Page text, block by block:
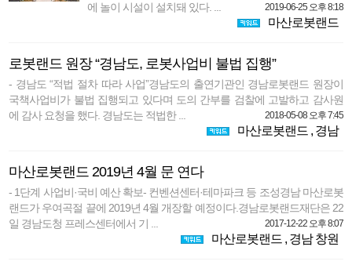
에 놀이 시설이 설치돼 있다. ...
2019-06-25 오후 8:18
마산로봇랜드
로봇랜드 원장 “경남도, 로봇사업비 불법 집행”
- 경남도 “적법 절차 따라 사업”경남도의 출연기관인 경남로봇랜드 원장이
국책사업비가 불법 집행되고 있다며 도의 간부를 검찰에 고발하고 감사원
에 감사 요청을 했다. 경남도는 적법한 ...
2018-05-08 오후 7:45
마산로봇랜드 , 경남
마산로봇랜드 2019년 4월 문 연다
- 1단계 사업비·국비 예산 확보- 컨벤션센터·테마파크 등 조성경남 마산로봇
랜드가 우여곡절 끝에 2019년 4월 개장할 예정이다.경남로봇랜드재단은 22
일 경남도청 프레스센터에서 기 ...
2017-12-22 오후 8:07
마산로봇랜드 , 경남 창원